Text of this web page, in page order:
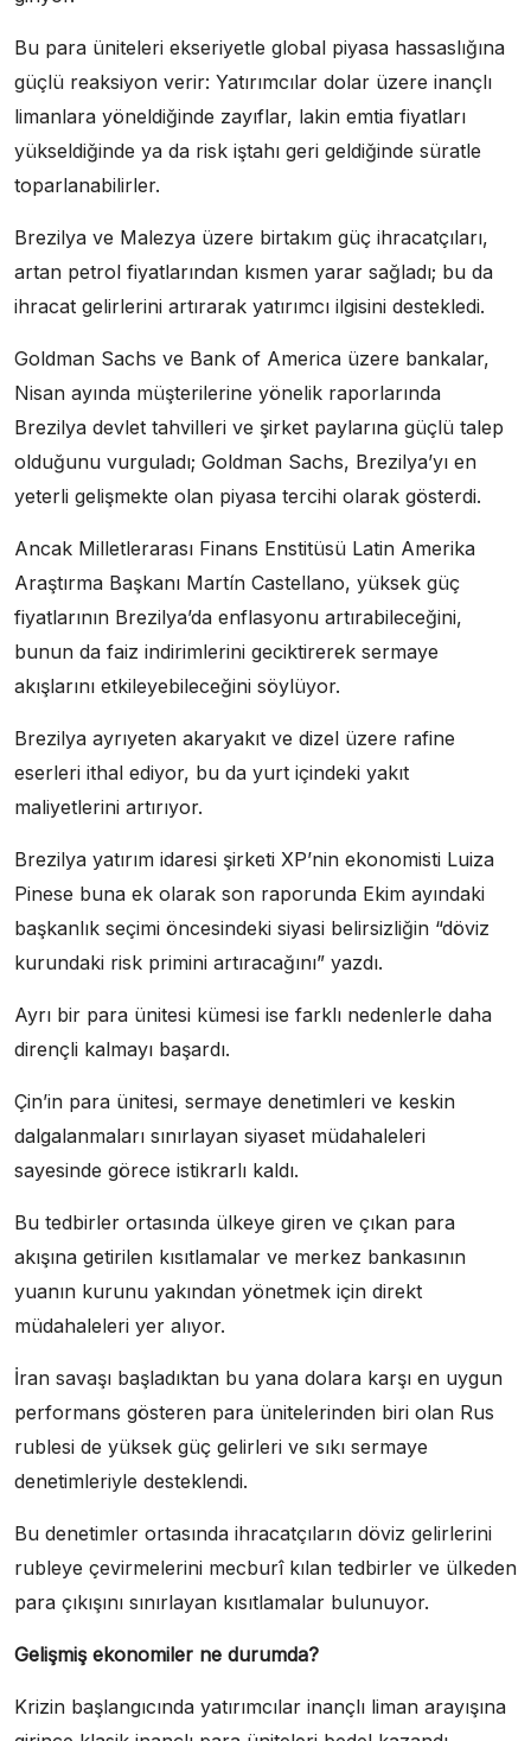
Bu para üniteleri ekseriyetle global piyasa hassaslığına
güçlü reaksiyon verir: Yatırımcılar dolar üzere inançlı
limanlara yöneldiğinde zayıflar, lakin emtia fiyatları
yükseldiğinde ya da risk iştahı geri geldiğinde süratle
toparlanabilirler.
Brezilya ve Malezya üzere birtakım güç ihracatçıları,
artan petrol fiyatlarından kısmen yarar sağladı; bu da
ihracat gelirlerini artırarak yatırımcı ilgisini destekledi.
Goldman Sachs ve Bank of America üzere bankalar,
Nisan ayında müşterilerine yönelik raporlarında
Brezilya devlet tahvilleri ve şirket paylarına güçlü talep
olduğunu vurguladı; Goldman Sachs, Brezilya’yı en
yeterli gelişmekte olan piyasa tercihi olarak gösterdi.
Ancak Milletlerarası Finans Enstitüsü Latin Amerika
Araştırma Başkanı Martín Castellano, yüksek güç
fiyatlarının Brezilya’da enflasyonu artırabileceğini,
bunun da faiz indirimlerini geciktirerek sermaye
akışlarını etkileyebileceğini söylüyor.
Brezilya ayrıyeten akaryakıt ve dizel üzere rafine
eserleri ithal ediyor, bu da yurt içindeki yakıt
maliyetlerini artırıyor.
Brezilya yatırım idaresi şirketi XP’nin ekonomisti Luiza
Pinese buna ek olarak son raporunda Ekim ayındaki
başkanlık seçimi öncesindeki siyasi belirsizliğin “döviz
kurundaki risk primini artıracağını” yazdı.
Ayrı bir para ünitesi kümesi ise farklı nedenlerle daha
dirençli kalmayı başardı.
Çin’in para ünitesi, sermaye denetimleri ve keskin
dalgalanmaları sınırlayan siyaset müdahaleleri
sayesinde görece istikrarlı kaldı.
Bu tedbirler ortasında ülkeye giren ve çıkan para
akışına getirilen kısıtlamalar ve merkez bankasının
yuanın kurunu yakından yönetmek için direkt
müdahaleleri yer alıyor.
İran savaşı başladıktan bu yana dolara karşı en uygun
performans gösteren para ünitelerinden biri olan Rus
rublesi de yüksek güç gelirleri ve sıkı sermaye
denetimleriyle desteklendi.
Bu denetimler ortasında ihracatçıların döviz gelirlerini
rubleye çevirmelerini mecburî kılan tedbirler ve ülkeden
para çıkışını sınırlayan kısıtlamalar bulunuyor.
Gelişmiş ekonomiler ne durumda?
Krizin başlangıcında yatırımcılar inançlı liman arayışına